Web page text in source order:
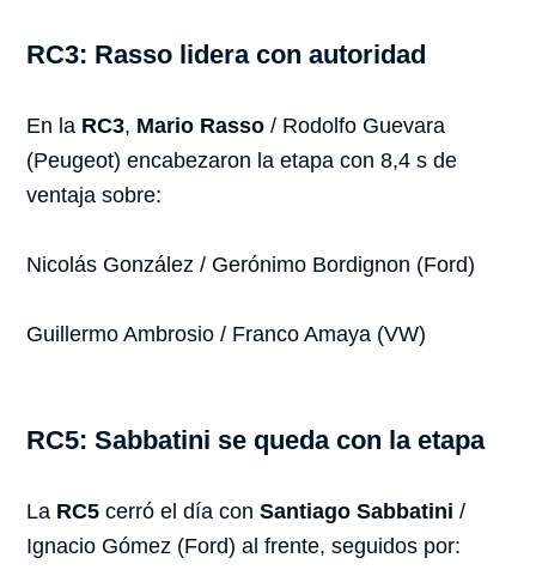
RC3: Rasso lidera con autoridad
En la RC3, Mario Rasso / Rodolfo Guevara
(Peugeot) encabezaron la etapa con 8,4 s de
ventaja sobre:
Nicolás González / Gerónimo Bordignon (Ford)
Guillermo Ambrosio / Franco Amaya (VW)
RC5: Sabbatini se queda con la etapa
La RC5 cerró el día conSantiago Sabbatini /
Ignacio Gómez (Ford) al frente, seguidos por: